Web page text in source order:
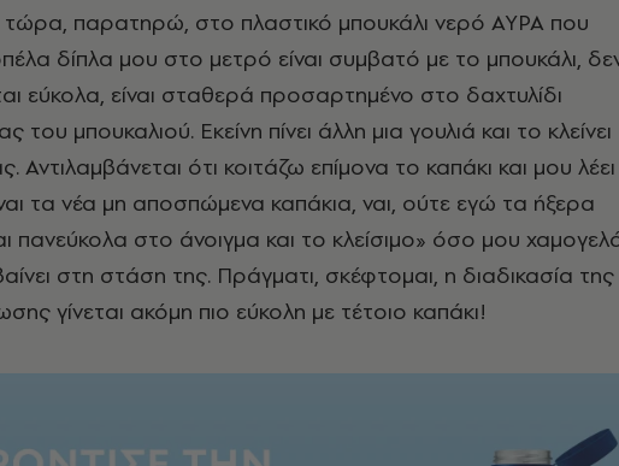
παρατηρώ, στο πλαστικό μπουκάλι νερό ΑΥΡΑ που
δίπλα μου στο μετρό είναι συμβατό με το μπουκάλι,
εύκολα, είναι σταθερά προσαρτημένο στο δαχτυλίδι
του μπουκαλιού. Εκείνη πίνει άλλη μια γουλιά και το κλείνει
Αντιλαμβάνεται ότι κοιτάζω επίμονα το καπάκι και μου λέει
τα νέα μη αποσπώμενα καπάκια, ναι, ούτε εγώ τα ήξερα
πανεύκολα στο άνοιγμα και το κλείσιμο» όσο μου
στη στάση της. Πράγματι, σκέφτομαι, η διαδικασία της
γίνεται ακόμη πιο εύκολη με τέτοιο καπάκι!